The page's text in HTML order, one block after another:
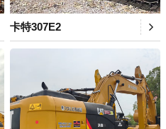
卡特307E2